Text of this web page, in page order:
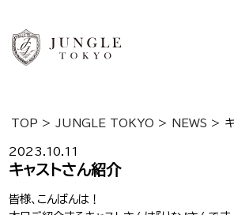
TOP > JUNGLE TOKYO > NEWS >
2023.10.11
キャストさん紹介
皆様、こんばんは！